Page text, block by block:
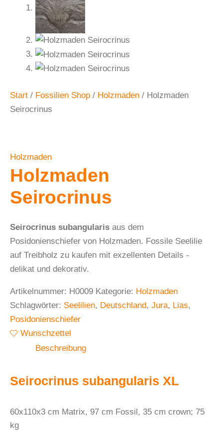
Start / Fossilien Shop / Holzmaden / Holzmaden
Seirocrinus
Holzmaden
Holzmaden
Seirocrinus
Seirocrinus subangularis aus dem
Posidonienschiefer von Holzmaden. Fossile Seelilie
auf Treibholz zu kaufen mit exzellenten Details -
delikat und dekorativ.
Artikelnummer: H0009 Kategorie: Holzmaden
Schlagwörter: Seelilien, Deutschland, Jura, Lias,
Posidonienschiefer
Wunschzettel
Beschreibung
Seirocrinus subangularis XL
60x110x3 cm Matrix, 97 cm Fossil, 35 cm crown; 75
kg